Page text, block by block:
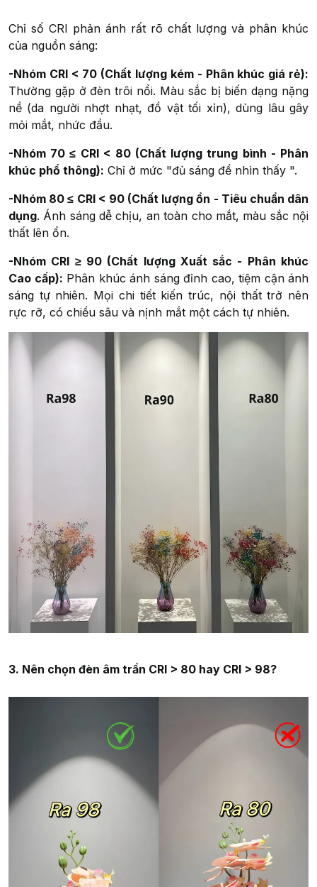
Chỉ số CRI phản ánh rất rõ chất lượng và phân khúc
của nguồn sáng:
-Nhóm CRI < 70 (Chất lượng kém - Phân khúc giá rẻ):
Thường gặp ở đèn trôi nổi. Màu sắc bị biến dạng nặng
nề (da người nhợt nhạt, đồ vật tối xỉn), dùng lâu gây
mỏi mắt, nhức đầu.
-Nhóm 70 ≤ CRI < 80 (Chất lượng trung bình - Phân
khúc phổ thông): Chỉ ở mức "đủ sáng để nhìn thấy ".
-Nhóm 80 ≤ CRI < 90 (Chất lượng ổn - Tiêu chuẩn dân
dụng. Ánh sáng dễ chịu, an toàn cho mắt, màu sắc nội
thất lên ổn.
-Nhóm CRI ≥ 90 (Chất lượng Xuất sắc - Phân khúc
Cao cấp): Phân khúc ánh sáng đỉnh cao, tiệm cận ánh
sáng tự nhiên. Mọi chi tiết kiến trúc, nội thất trở nên
rực rỡ, có chiều sâu và nịnh mắt một cách tự nhiên.
3. Nên chọn đèn âm trần CRI > 80 hay CRI > 98?